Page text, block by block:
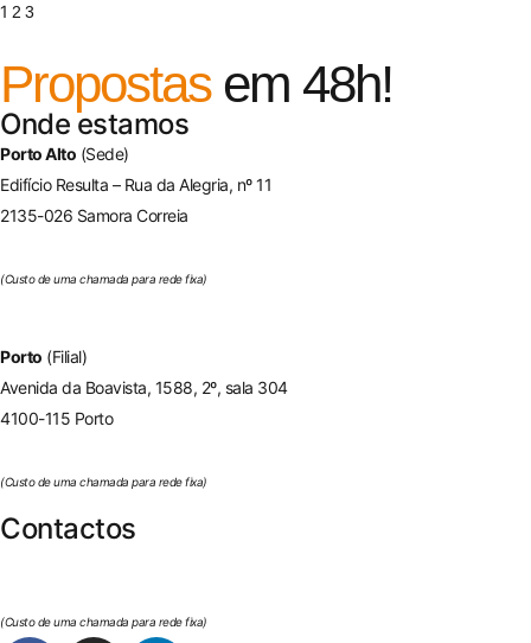
1 2 3
Propostasem 48h!
Onde estamos
Porto Alto (Sede)
Edifício Resulta – Rua da Alegria, nº 11
2135-026 Samora Correia
(Custo de uma chamada para rede fixa)
Porto (Filial)
Avenida da Boavista, 1588, 2º, sala 304
4100-115 Porto
(Custo de uma chamada para rede fixa)
Contactos
(Custo de uma chamada para rede fixa)